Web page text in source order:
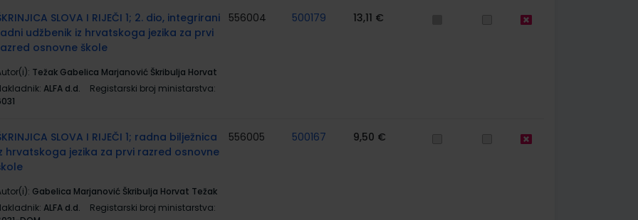
SLOVA I RIJEČI 1; 2. dio, integrirani
udžbenik iz hrvatskoga jezika za prvi
osnovne škole
Težak Gabelica Marjanović Škribulja Horvat
ALFA d.d.
Registarski broj ministarstva:
556004 500179 13,11 €
SLOVA I RIJEČI 1; radna bilježnica
hrvatskoga jezika za prvi razred osnovne
Gabelica Marjanović Škribulja Horvat Težak
ALFA d.d.
Registarski broj ministarstva:
556005 500167 9,50 €